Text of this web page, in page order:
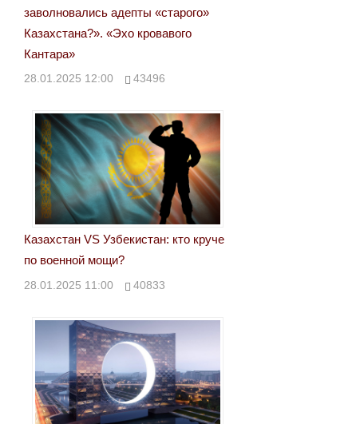
заволновались адепты «старого»
Казахстана?». «Эхо кровавого
Кантара»
28.01.2025 12:00 43496
Казахстан VS Узбекистан: кто круче
по военной мощи?
28.01.2025 11:00 40833